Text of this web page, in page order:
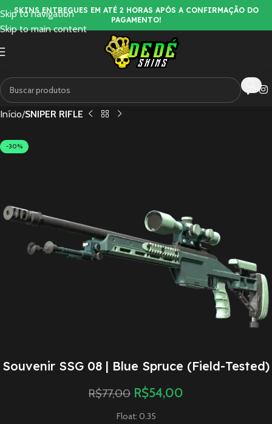
Skip to navigation
Skip to main content
SKINS ENTREGUES EM ATÉ 2 HORAS APÓS A CONFIRMAÇÃO DO
PAGAMENTO!
Início SNIPER RIFLE
-30%
Souvenir SSG 08 | Blue Spruce (Field-Tested)
R$77,00 R$54,00
Float: 0.35